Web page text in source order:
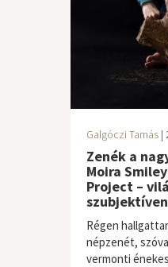
Galgóczi Tamás |
Zenék a
Moira
Project –
Régen
népzenét,
vermonti